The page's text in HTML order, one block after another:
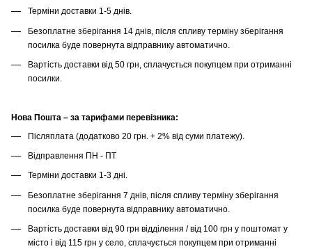
Терміни доставки 1-5 днів.
Безоплатне зберігання 14 днів, після спливу терміну зберігання
посилка буде повернута відправнику автоматично.
Вартість доставки від 50 грн, сплачується покупцем при отриманні
посилки.
Нова Пошта – за тарифами перевізника:
Післяплата (додатково 20 грн. + 2% від суми платежу).
Відправлення ПН - ПТ
Терміни доставки 1-3 дні.
Безоплатне зберігання 7 днів, після спливу терміну зберігання
посилка буде повернута відправнику автоматично.
Вартість доставки від 90 грн відділення / від 100 грн у поштомат у
місто і від 115 грн у село, сплачується покупцем при отриманні